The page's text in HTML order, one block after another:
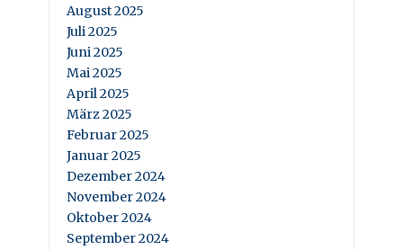
August 2025
Juli 2025
Juni 2025
Mai 2025
April 2025
März 2025
Februar 2025
Januar 2025
Dezember 2024
November 2024
Oktober 2024
September 2024